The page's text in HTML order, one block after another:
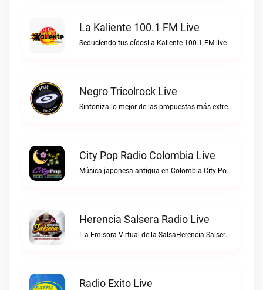
La Kaliente 100.1 FM Live
Seduciendo tus oídosLa Kaliente 100.1 FM live
Negro Tricolrock Live
Sintoniza lo mejor de las propuestas más extremas y virtuosas del metal colombianoNegro Tricolrock live
City Pop Radio Colombia Live
Música japonesa antigua en Colombia.City Pop Radio Colombia live
Herencia Salsera Radio Live
L a Emisora Virtual de la SalsaHerencia Salsera Radio live
Radio Exito Live